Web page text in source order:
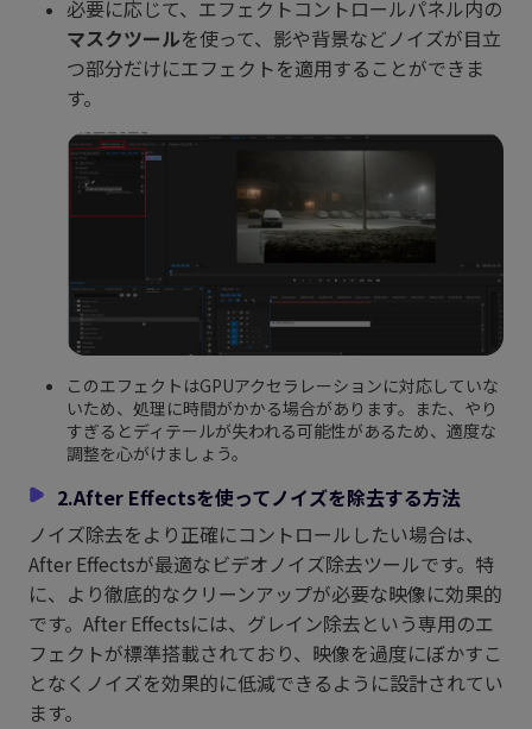
必要に応じて、エフェクトコントロールパネル内の
マスクツールを使って、影や背景などノイズが目立
つ部分だけにエフェクトを適用することができま
す。
このエフェクトはGPUアクセラレーションに対応していな
いため、処理に時間がかかる場合があります。また、やり
すぎるとディテールが失われる可能性があるため、適度な
調整を心がけましょう。
2.After Effectsを使ってノイズを除去する方法
ノイズ除去をより正確にコントロールしたい場合は、
After Effectsが最適なビデオノイズ除去ツールです。特
に、より徹底的なクリーンアップが必要な映像に効果的
です。After Effectsには、グレイン除去という専用のエ
フェクトが標準搭載されており、映像を過度にぼかすこ
となくノイズを効果的に低減できるように設計されてい
ます。